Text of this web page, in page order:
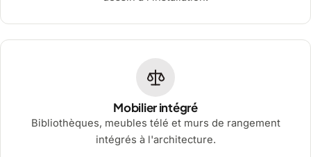
Mobilier intégré
Bibliothèques, meubles télé et murs de rangement
intégrés à l'architecture.